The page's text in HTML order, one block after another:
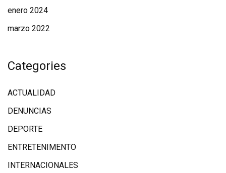
enero 2024
marzo 2022
Categories
ACTUALIDAD
DENUNCIAS
DEPORTE
ENTRETENIMENTO
INTERNACIONALES